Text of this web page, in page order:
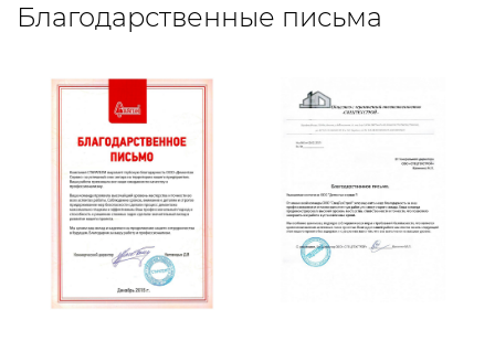
Благодарственные письма